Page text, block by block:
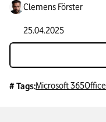
Clemens Förster
25.04.2025
# Tags:Microsoft 365Office